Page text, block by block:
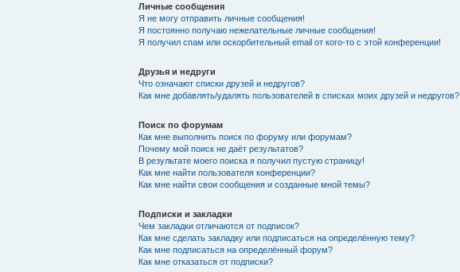
Личные сообщения
Я не могу отправить личные сообщения!
Я постоянно получаю нежелательные личные сообщения!
Я получил спам или оскорбительный email от кого-то с этой конференции!
Друзья и недруги
Что означают списки друзей и недругов?
Как мне добавлять/удалять пользователей в списках моих друзей и недругов?
Поиск по форумам
Как мне выполнить поиск по форуму или форумам?
Почему мой поиск не даёт результатов?
В результате моего поиска я получил пустую страницу!
Как мне найти пользователя конференции?
Как мне найти свои сообщения и созданные мной темы?
Подписки и закладки
Чем закладки отличаются от подписок?
Как мне сделать закладку или подписаться на определённую тему?
Как мне подписаться на определённый форум?
Как мне отказаться от подписки?